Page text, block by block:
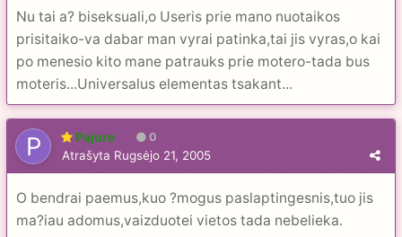
Nu tai a? biseksuali,o Useris prie mano nuotaikos
prisitaiko-va dabar man vyrai patinka,tai jis vyras,o kai
po menesio kito mane patrauks prie motero-tada bus
moteris...Universalus elementas tsakant...
Pajure 0
Atrašyta Rugsėjo 21, 2005
O bendrai paemus,kuo ?mogus paslaptingesnis,tuo jis
ma?iau adomus,vaizduotei vietos tada nebelieka.